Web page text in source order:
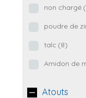
non chargé
poudre de
talc (8)
Amidon de
Atouts